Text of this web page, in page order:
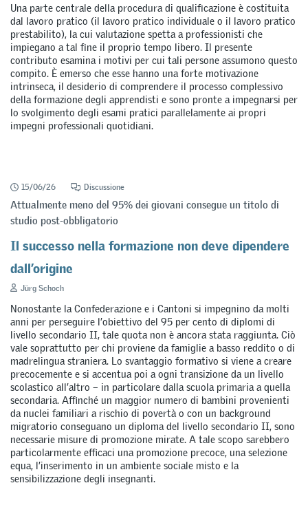
Una parte centrale della procedura di qualificazione è costituita
dal lavoro pratico (il lavoro pratico individuale o il lavoro pratico
prestabilito), la cui valutazione spetta a professionisti che
impiegano a tal fine il proprio tempo libero. Il presente
contributo esamina i motivi per cui tali persone assumono questo
compito. È emerso che esse hanno una forte motivazione
intrinseca, il desiderio di comprendere il processo complessivo
della formazione degli apprendisti e sono pronte a impegnarsi per
lo svolgimento degli esami pratici parallelamente ai propri
impegni professionali quotidiani.
15/06/26 Discussione
Attualmente meno del 95% dei giovani consegue un titolo di
studio post-obbligatorio
Il successo nella formazione non deve dipendere
dall’origine
Jürg Schoch
Nonostante la Confederazione e i Cantoni si impegnino da molti
anni per perseguire l’obiettivo del 95 per cento di diplomi di
livello secondario II, tale quota non è ancora stata raggiunta. Ciò
vale soprattutto per chi proviene da famiglie a basso reddito o di
madrelingua straniera. Lo svantaggio formativo si viene a creare
precocemente e si accentua poi a ogni transizione da un livello
scolastico all’altro – in particolare dalla scuola primaria a quella
secondaria. Affinché un maggior numero di bambini provenienti
da nuclei familiari a rischio di povertà o con un background
migratorio conseguano un diploma del livello secondario II, sono
necessarie misure di promozione mirate. A tale scopo sarebbero
particolarmente efficaci una promozione precoce, una selezione
equa, l’inserimento in un ambiente sociale misto e la
sensibilizzazione degli insegnanti.